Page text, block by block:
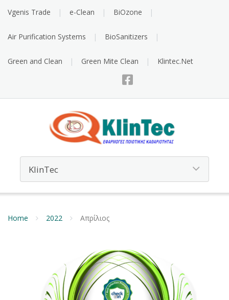
Vgenis Trade e-Clean BiOzone
Air Purification Systems BioSanitizers
Green and Clean Green Mite Clean Klintec.Net
Home 2022 Απρίλιος